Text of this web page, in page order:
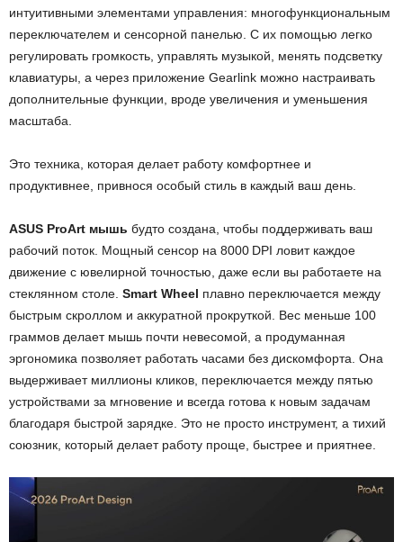
интуитивными элементами управления: многофункциональным
переключателем и сенсорной панелью. С их помощью легко
регулировать громкость, управлять музыкой, менять подсветку
клавиатуры, а через приложение Gearlink можно настраивать
дополнительные функции, вроде увеличения и уменьшения
масштаба.
Это техника, которая делает работу комфортнее и
продуктивнее, привнося особый стиль в каждый ваш день.
ASUS ProArt мышь будто создана, чтобы поддерживать ваш
рабочий поток. Мощный сенсор на 8000 DPI ловит каждое
движение с ювелирной точностью, даже если вы работаете на
стеклянном столе. Smart Wheel плавно переключается между
быстрым скроллом и аккуратной прокруткой. Вес меньше 100
граммов делает мышь почти невесомой, а продуманная
эргономика позволяет работать часами без дискомфорта. Она
выдерживает миллионы кликов, переключается между пятью
устройствами за мгновение и всегда готова к новым задачам
благодаря быстрой зарядке. Это не просто инструмент, а тихий
союзник, который делает работу проще, быстрее и приятнее.